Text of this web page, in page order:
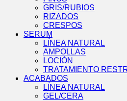
GRIS/RUBIOS
RIZADOS
CRESPOS
SERUM
LÍNEA NATURAL
AMPOLLAS
LOCIÓN
TRATAMIENTO
ACABADOS
LÍNEA NATURAL
GEL/CERA